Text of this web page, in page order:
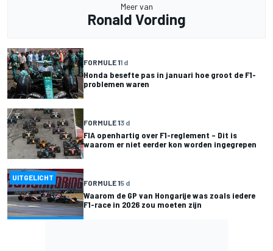
Meer van
Ronald Vording
FORMULE 11 d
Honda besefte pas in januari hoe groot de F1-
problemen waren
FORMULE 13 d
FIA openhartig over F1-reglement – Dit is
waarom er niet eerder kon worden ingegrepen
UITGELICHT
FORMULE 15 d
Waarom de GP van Hongarije was zoals iedere
F1-race in 2026 zou moeten zijn